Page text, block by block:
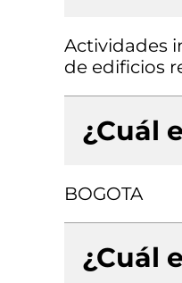
Actividades
de edificios
¿Cuál
BOGOTA
¿Cuál